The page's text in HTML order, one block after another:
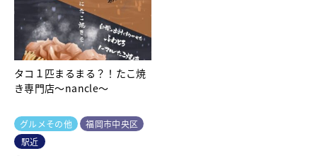
タコ１匹まるまる？！たこ焼
き専門店～nancle～
グルメその他
福岡市中央区
駅近